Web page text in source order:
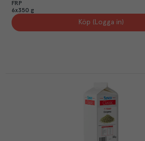
FRP
6x350 g
Köp (Logga in)